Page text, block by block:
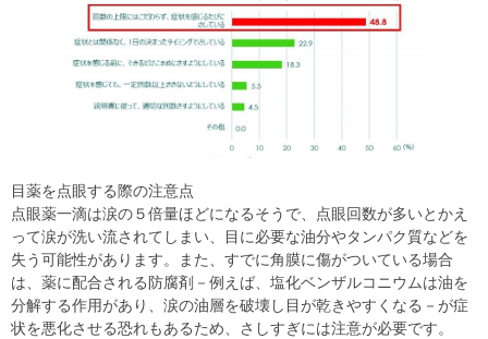
目薬を点眼する際の注意点
点眼薬一滴は涙の５倍量ほどになるそうで、点眼回数が多いとかえ
って涙が洗い流されてしまい、目に必要な油分やタンパク質などを
失う可能性があります。また、すでに角膜に傷がついている場合
は、薬に配合される防腐剤－例えば、塩化ベンザルコニウムは油を
分解する作用があり、涙の油層を破壊し目が乾きやすくなる－が症
状を悪化させる恐れもあるため、さしすぎには注意が必要です。